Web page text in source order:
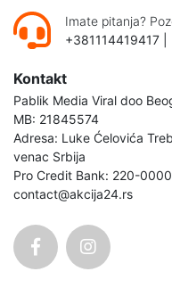
Imate pitanja?
+381114419417
Kontakt
Pablik Media Viral doo
MB: 21845574
Adresa: Luke Ćelovića
venac Srbija
Pro Credit Bank: 220-
contact@akcija24.rs